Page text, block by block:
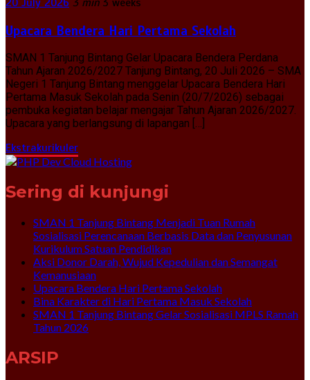
Upacara Bendera Hari Pertama Sekolah
SMAN 1 Tanjung Bintang Gelar Upacara Bendera Perdana
Tahun Ajaran 2026/2027 Tanjung Bintang, 20 Juli 2026 – SMA
Negeri 1 Tanjung Bintang menggelar Upacara Bendera Hari
Pertama Masuk Sekolah pada Senin (20/7/2026) sebagai
pembuka kegiatan belajar mengajar Tahun Ajaran 2026/2027.
Upacara yang berlangsung di lapangan […]
Ekstrakurikuler
Sering di kunjungi
SMAN 1 Tanjung Bintang Menjadi Tuan Rumah
Sosialisasi Perencanaan Berbasis Data dan Penyusunan
Kurikulum Satuan Pendidikan
Aksi Donor Darah, Wujud Kepedulian dan Semangat
Kemanusiaan
Upacara Bendera Hari Pertama Sekolah
Bina Karakter di Hari Pertama Masuk Sekolah
SMAN 1 Tanjung Bintang Gelar Sosialisasi MPLS Ramah
Tahun 2026
ARSIP